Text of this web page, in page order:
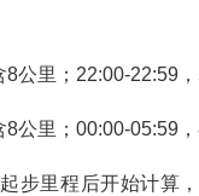
公里；22:00-22:59
8公里；00:00-05:59
步里程后开始计算